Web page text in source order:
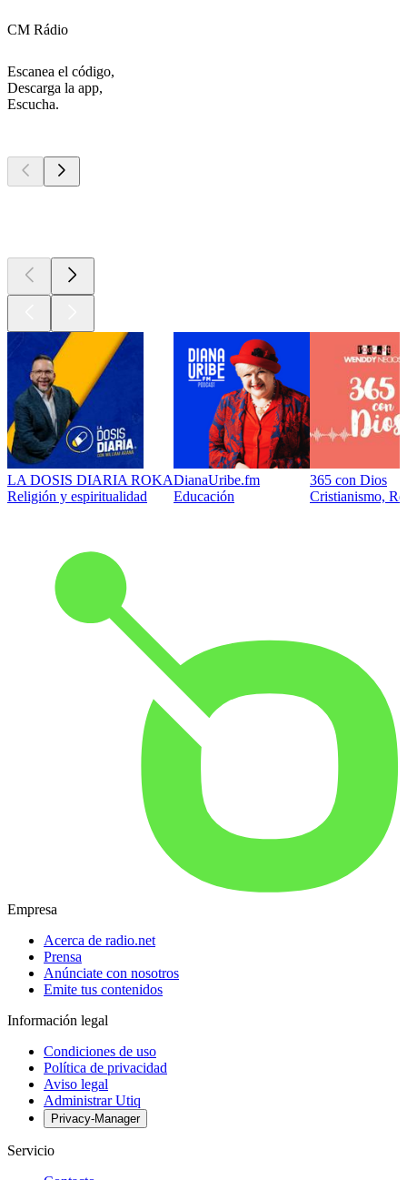
CM Rádio
Escanea el código,
Descarga la app,
Escucha.
LA DOSIS DIARIA ROKA
Religión y espiritualidad
DianaUribe.fm
Educación
365 con Dios
Cristianismo,
Empresa
Acerca de radio.net
Prensa
Anúnciate con nosotros
Emite tus contenidos
Información legal
Condiciones de uso
Política de privacidad
Aviso legal
Administrar Utiq
Privacy-Manager
Servicio